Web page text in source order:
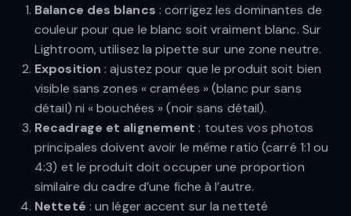
Balance des blancs : corrigez les dominantes de
couleur pour que le blanc soit vraiment blanc. Sur
Lightroom, utilisez la pipette sur une zone neutre.
Exposition : ajustez pour que le produit soit bien
visible sans zones « cramées » (blanc pur sans
détail) ni « bouchées » (noir sans détail).
Recadrage et alignement : toutes vos photos
principales doivent avoir le même ratio (carré 1:1 ou
4:3) et le produit doit occuper une proportion
similaire du cadre d’une fiche à l’autre.
Netteté : un léger accent sur la netteté